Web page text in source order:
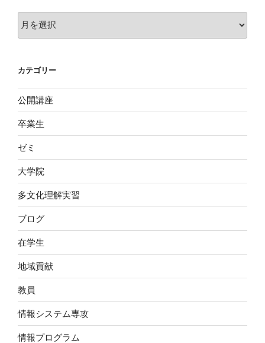
ー
ブ
カテゴリー
公開講座
卒業生
ゼミ
大学院
多文化理解実習
ブログ
在学生
地域貢献
教員
情報システム専攻
情報プログラム